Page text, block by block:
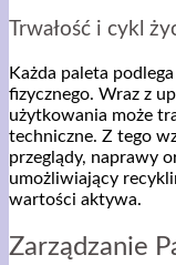
Trwałość i cykl
Każda paleta
fizycznego. Wraz z
użytkowania może
techniczne. Z tego
przeglądy, naprawy
umożliwiający
wartości aktywa.
Zarządzanie